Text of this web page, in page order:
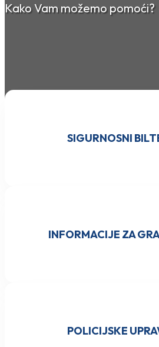
Kako Vam možemo pomoći?
SIGURNOSNI
INFORMACIJE ZA
POLICIJSKE